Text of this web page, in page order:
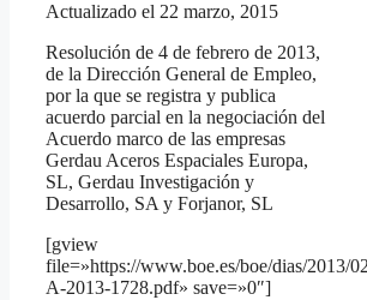
Actualizado el 22 marzo, 2015
Resolución de 4 de febrero de 2013,
de la Dirección General de Empleo,
por la que se registra y publica
acuerdo parcial en la negociación del
Acuerdo marco de las empresas
Gerdau Aceros Espaciales Europa,
SL, Gerdau Investigación y
Desarrollo, SA y Forjanor, SL
[gview
file=»https://www.boe.es/boe/dias/2013/
A-2013-1728.pdf» save=»0″]